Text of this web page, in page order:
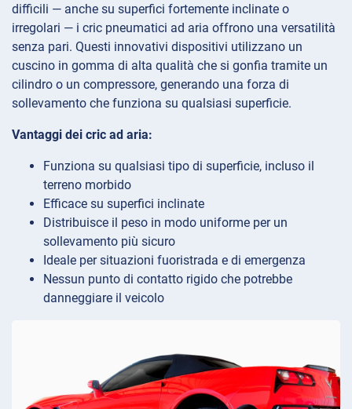
difficili — anche su superfici fortemente inclinate o
irregolari — i cric pneumatici ad aria offrono una versatilità
senza pari. Questi innovativi dispositivi utilizzano un
cuscino in gomma di alta qualità che si gonfia tramite un
cilindro o un compressore, generando una forza di
sollevamento che funziona su qualsiasi superficie.
Vantaggi dei cric ad aria:
Funziona su qualsiasi tipo di superficie, incluso il
terreno morbido
Efficace su superfici inclinate
Distribuisce il peso in modo uniforme per un
sollevamento più sicuro
Ideale per situazioni fuoristrada e di emergenza
Nessun punto di contatto rigido che potrebbe
danneggiare il veicolo